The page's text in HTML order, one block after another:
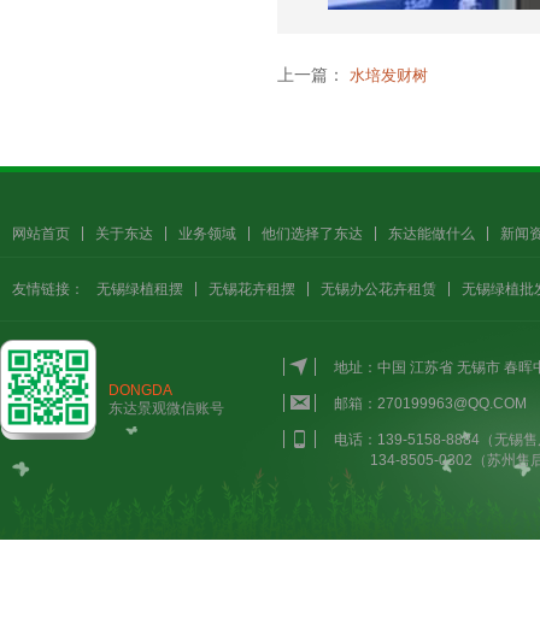
上一篇： 水培发财树
网站首页 关于东达 业务领域 他们选择了东达 东达能做什么 新闻
友情链接： 无锡绿植租摆 无锡花卉租摆 无锡办公花卉租赁 无锡绿植批
DONGDA
东达景观微信账号
地址：中国 江苏省 无锡市 春
邮箱：270199963@QQ.COM
电话：139-5158-8884（无锡
134-8505-0302（苏州售后